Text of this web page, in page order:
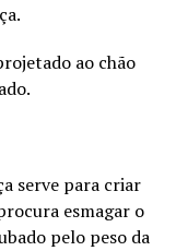
ao chão
serve para criar
esmagar o
pelo peso da